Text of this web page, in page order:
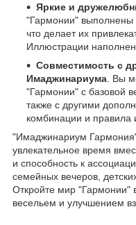
Яркие и
"Гармонии" выполнены
что делает их
Иллюстрации
Совместимость с
Имаджинариума . Вы
"Гармонии" с базовой
также с другими
комбинации и правила
"Имаджинариум
увлекательное время
и способность к
семейных вечеров,
Откройте мир "Гармонии"
весельем и улучшением